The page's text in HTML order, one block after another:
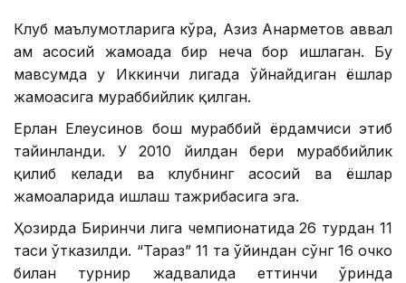
Клуб маълумотларига кўра, Азиз Анарметов аввал
ҳам асосий жамоада бир неча бор ишлаган. Бу
мавсумда у Иккинчи лигада ўйнайдиган ёшлар
жамоасига мураббийлик қилган.
Ерлан Елеусинов бош мураббий ёрдамчиси этиб
тайинланди. У 2010 йилдан бери мураббийлик
қилиб келади ва клубнинг асосий ва ёшлар
жамоаларида ишлаш тажрибасига эга.
Ҳозирда Биринчи лига чемпионатида 26 турдан 11
таси ўтказилди. “Тараз” 11 та ўйиндан сўнг 16 очко
билан турнир жадвалида еттинчи ўринда